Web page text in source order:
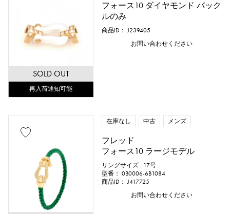
SOLD OUT
再入荷通知可能
フォース10 ダイヤモンド バック
ルのみ
商品ID： J239405
お問い合わせください
在庫なし 中古 メンズ
フレッド
フォース10 ラージモデル
リングサイズ : 17号
型番： 0B0006-6B1084
商品ID： J417725
お問い合わせください